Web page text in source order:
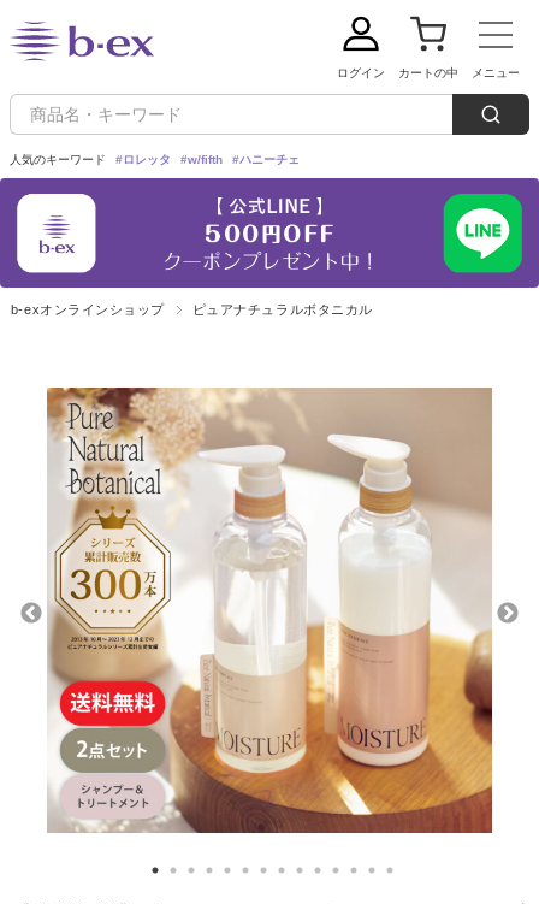
ログイン カートの中 メニュー
人気のキーワード #ロレッタ #w/fifth #ハニーチェ
新規会員登録
ご利用ガイド
ブランドから探す
Loretta(ロレッタ)
w/fifth(ウィズフィフス)
ピュアナチュラルボタニカル
ハニーチェ
Deep Layer(ディープレイヤー)
オルキデ
クレイエステ
カテゴリーから探す
シャンプー トリートメント
ヘアマスク
ヘアオイル お試しパック
セット商品 詰め替え
条件から探す
残りわずか
定期便 クーポン
b-exオンラインショップ ピュアナチュラルボタニカル